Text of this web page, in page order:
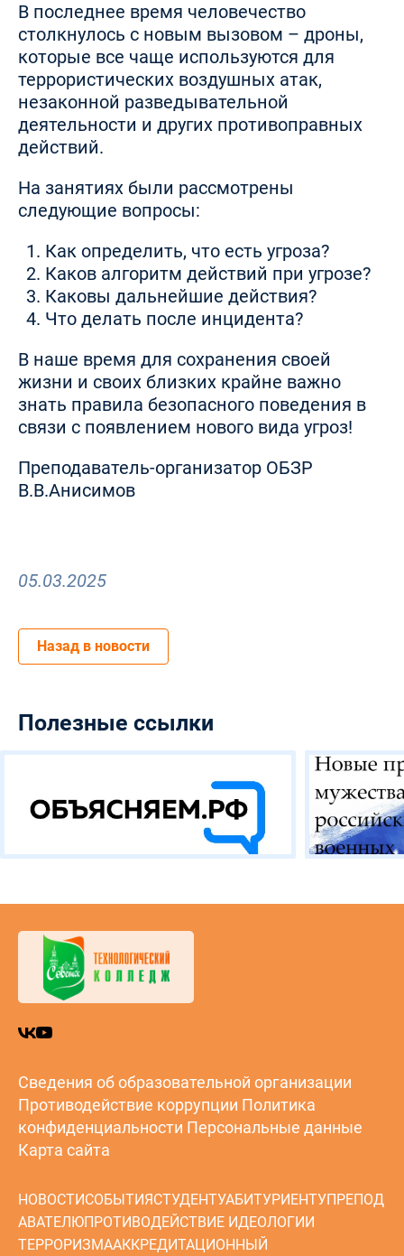
В последнее время человечество
столкнулось с новым вызовом – дроны,
которые все чаще используются для
террористических воздушных атак,
незаконной разведывательной
деятельности и других противоправных
действий.
На занятиях были рассмотрены
следующие вопросы:
Как определить, что есть угроза?
Каков алгоритм действий при угрозе?
Каковы дальнейшие действия?
Что делать после инцидента?
В наше время для сохранения своей
жизни и своих близких крайне важно
знать правила безопасного поведения в
связи с появлением нового вида угроз!
Преподаватель-организатор ОБЗР
В.В.Анисимов
05.03.2025
Назад в новости
Полезные ссылки
Сведения об образовательной организации
Противодействие коррупции Политика
конфиденциальности Персональные данные
Карта сайта
НОВОСТИСОБЫТИЯСТУДЕНТУАБИТУРИЕНТУПРЕПОД
АВАТЕЛЮПРОТИВОДЕЙСТВИЕ ИДЕОЛОГИИ
ТЕРРОРИЗМААККРЕДИТАЦИОННЫЙ